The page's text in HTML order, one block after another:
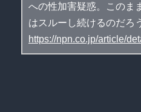
への性加害疑惑。このま
はスルーし続けるのだろ
https://npn.co.jp/article/